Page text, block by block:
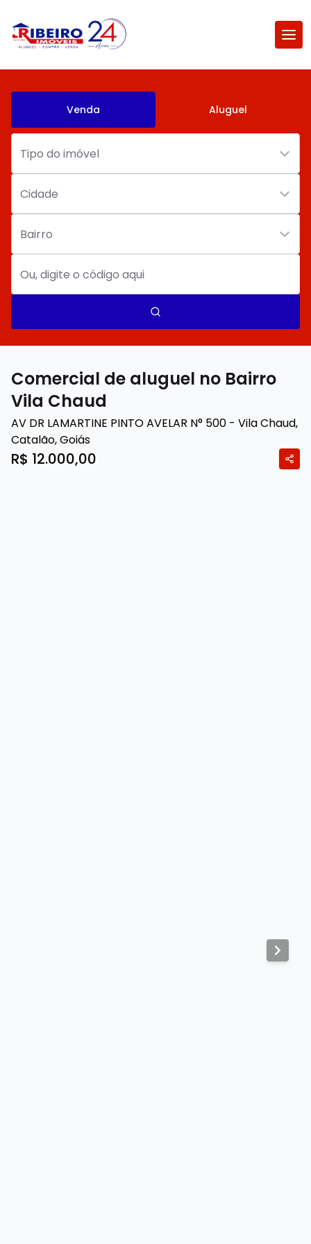
Venda Aluguel
Comercial de aluguel no Bairro
Vila Chaud
AV DR LAMARTINE PINTO AVELAR N° 500 - Vila Chaud,
Catalão,Goiás
R$ 12.000,00